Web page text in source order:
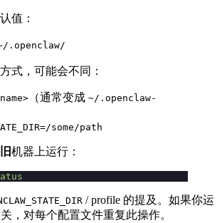
值：
.openclaw/
式，可能会不同：
（通常变成 ~/.openclaw-
some/path
旧机器上运行：
/ profile 的提及。如果你运
，对每个配置文件重复此操作。